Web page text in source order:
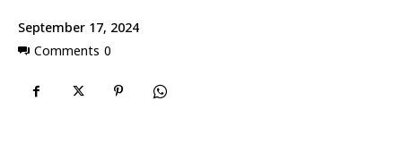
September 17, 2024
Comments 0